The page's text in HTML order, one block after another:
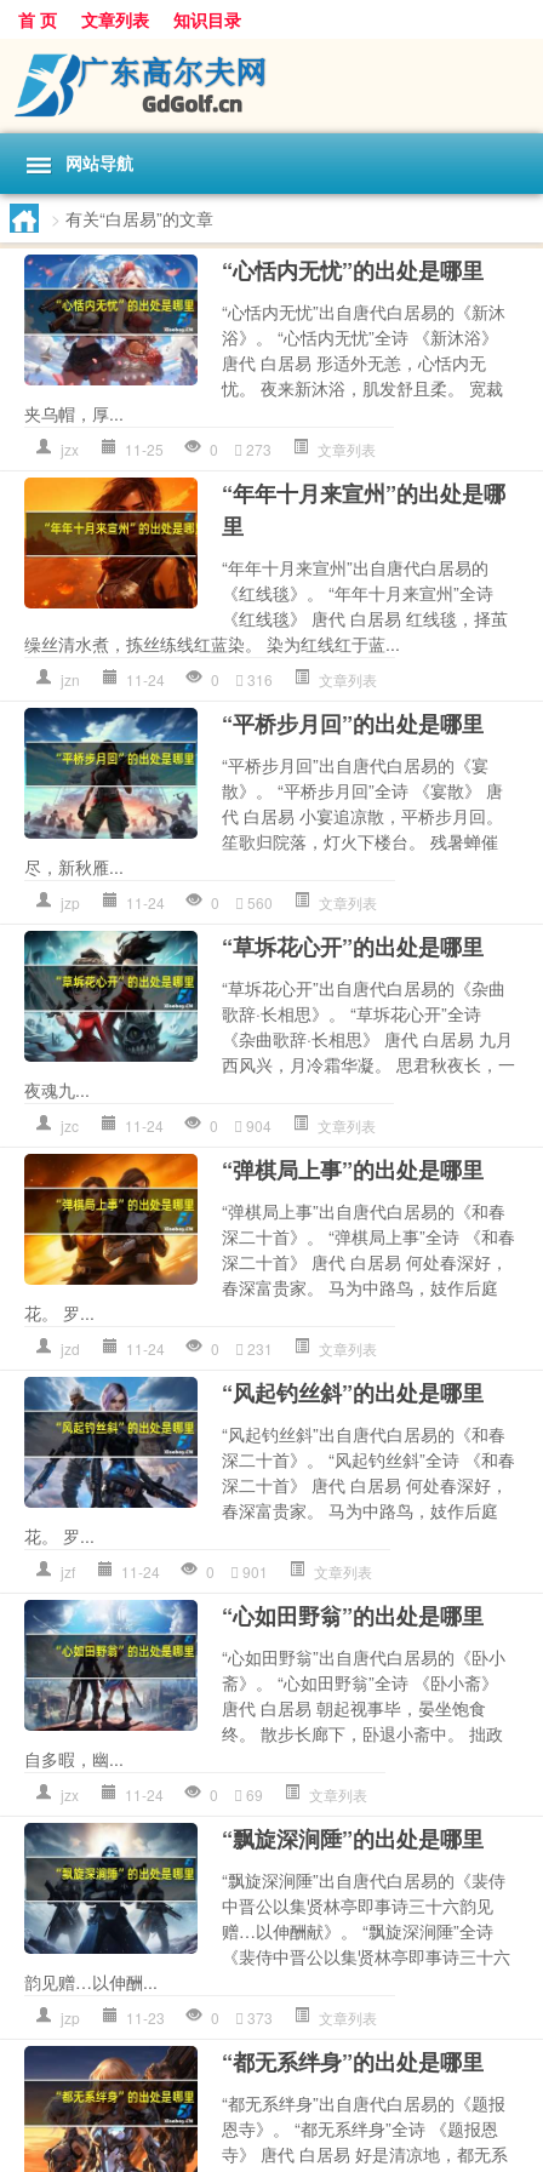
首 页 文章列表 知识目录
网站导航
> 有关“白居易”的文章
“心恬内无忧”的出处是哪里
“心恬内无忧”出自唐代白居易的《新沐
浴》。 “心恬内无忧”全诗 《新沐浴》
唐代 白居易 形适外无恙，心恬内无
忧。 夜来新沐浴，肌发舒且柔。 宽裁
夹乌帽，厚...
jzx 11-25 0 273 文章列表
“年年十月来宣州”的出处是哪
里
“年年十月来宣州”出自唐代白居易的
《红线毯》。 “年年十月来宣州”全诗
《红线毯》 唐代 白居易 红线毯，择茧
缲丝清水煮，拣丝练线红蓝染。 染为红线红于蓝...
jzn 11-24 0 316 文章列表
“平桥步月回”的出处是哪里
“平桥步月回”出自唐代白居易的《宴
散》。 “平桥步月回”全诗 《宴散》 唐
代 白居易 小宴追凉散，平桥步月回。
笙歌归院落，灯火下楼台。 残暑蝉催
尽，新秋雁...
jzp 11-24 0 560 文章列表
“草坼花心开”的出处是哪里
“草坼花心开”出自唐代白居易的《杂曲
歌辞·长相思》。 “草坼花心开”全诗
《杂曲歌辞·长相思》 唐代 白居易 九月
西风兴，月冷霜华凝。 思君秋夜长，一
夜魂九...
jzc 11-24 0 904 文章列表
“弹棋局上事”的出处是哪里
“弹棋局上事”出自唐代白居易的《和春
深二十首》。 “弹棋局上事”全诗 《和春
深二十首》 唐代 白居易 何处春深好，
春深富贵家。 马为中路鸟，妓作后庭
花。 罗...
jzd 11-24 0 231 文章列表
“风起钓丝斜”的出处是哪里
“风起钓丝斜”出自唐代白居易的《和春
深二十首》。 “风起钓丝斜”全诗 《和春
深二十首》 唐代 白居易 何处春深好，
春深富贵家。 马为中路鸟，妓作后庭
花。 罗...
jzf 11-24 0 901 文章列表
“心如田野翁”的出处是哪里
“心如田野翁”出自唐代白居易的《卧小
斋》。 “心如田野翁”全诗 《卧小斋》
唐代 白居易 朝起视事毕，晏坐饱食
终。 散步长廊下，卧退小斋中。 拙政
自多暇，幽...
jzx 11-24 0 69 文章列表
“飘旋深涧陲”的出处是哪里
“飘旋深涧陲”出自唐代白居易的《裴侍
中晋公以集贤林亭即事诗三十六韵见
赠…以伸酬献》。 “飘旋深涧陲”全诗
《裴侍中晋公以集贤林亭即事诗三十六
韵见赠…以伸酬...
jzp 11-23 0 373 文章列表
“都无系绊身”的出处是哪里
“都无系绊身”出自唐代白居易的《题报
恩寺》。 “都无系绊身”全诗 《题报恩
寺》 唐代 白居易 好是清凉地，都无系